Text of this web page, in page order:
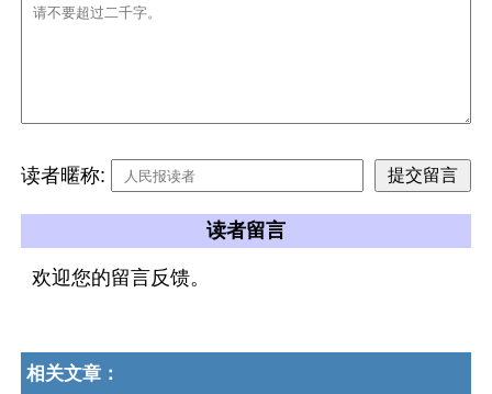
读者暱称:
读者留言
欢迎您的留言反馈。
相关文章：